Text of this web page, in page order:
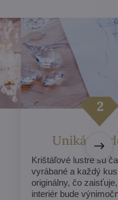
Unikátny
Krištáľové lustre sú
vyrábané a každý
originálny, čo
interiér bude